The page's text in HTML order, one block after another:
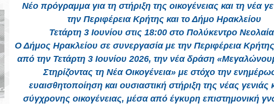
Νέο πρόγραμμα για τη στήριξη της οικογένειας και τη νέα
την Περιφέρεια Κρήτης και το Δήμο Ηρακλείου
Τετάρτη 3 Ιουνίου στις 18:00 στο Πολύκεντρο
Ο Δήμος Ηρακλείου σε συνεργασία με την Περιφέρεια Κρήτης
από την Τετάρτη 3 Ιουνίου 2026, την νέα δράση
Στηρίζοντας τη Νέα Οικογένεια» με στόχο την
ευαισθητοποίηση και ουσιαστική στήριξη της νέας γενιάς
σύγχρονης οικογένειας, μέσα από έγκυρη επιστημονική